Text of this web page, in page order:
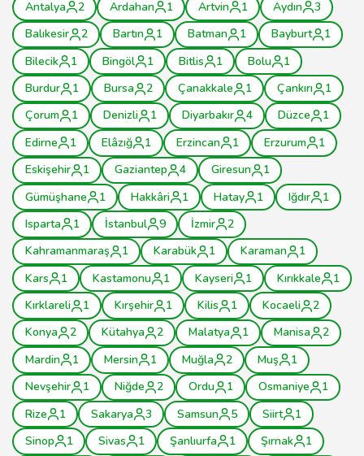
Antalya 2 Ardahan 1 Artvin 1 Aydın
3
Balıkesir
2 Bartın 1 Batman 1 Bayburt
1
Bilecik
1 Bingöl 1 Bitlis 1 Bolu
1
Burdur
1 Bursa 2 Çanakkale 1 Çankırı
1
Çorum
1 Denizli 1 Diyarbakır 4 Düzce
1
Edirne
1 Elâzığ 1 Erzincan 1 Erzurum
1
Eskişehir
1 Gaziantep 4 Giresun
1
Gümüşhane
1 Hakkâri 1 Hatay 1 Iğdır
1
Isparta
1 İstanbul 9 İzmir
2
Kahramanmaraş
1 Karabük 1 Karaman
1
Kars
1 Kastamonu 1 Kayseri 1 Kırıkkale
1
Kırklareli
1 Kırşehir 1 Kilis 1 Kocaeli
2
Konya
2 Kütahya 2 Malatya 1 Manisa
2
Mardin
1 Mersin 1 Muğla 2 Muş
1
Nevşehir
1 Niğde 2 Ordu 1 Osmaniye
1
Rize
1 Sakarya 3 Samsun 5 Siirt
1
Sinop
1 Sivas 1 Şanlıurfa 1 Şırnak
1